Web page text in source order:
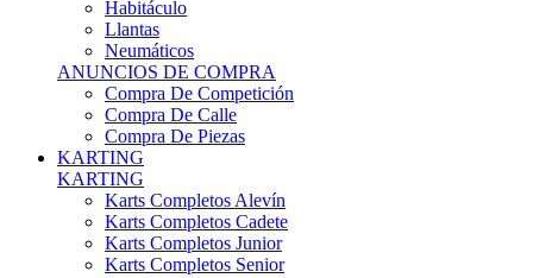
Habitáculo
Llantas
Neumáticos
ANUNCIOS DE COMPRA
Compra De Competición
Compra De Calle
Compra De Piezas
KARTING
KARTING
Karts Completos Alevín
Karts Completos Cadete
Karts Completos Junior
Karts Completos Senior